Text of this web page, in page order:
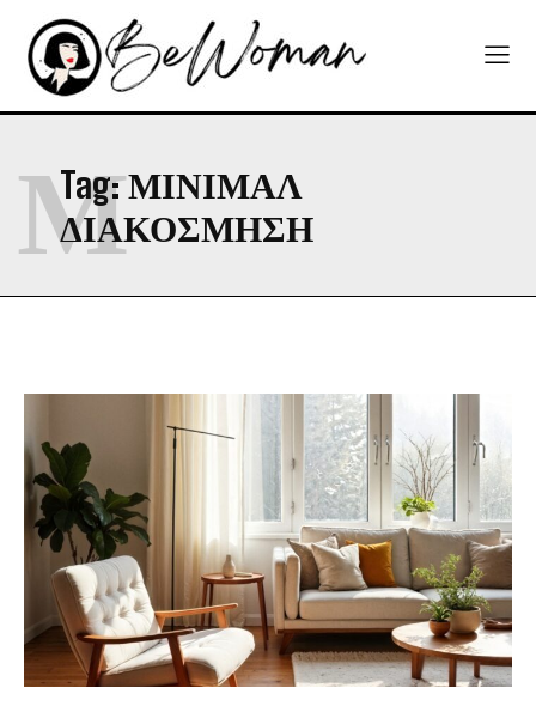
Tag:ΜΙΝΙΜΑΛ
ΔΙΑΚΟΣΜΗΣΗ
Μ